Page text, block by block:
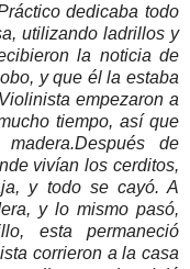
dedicaba todo
utilizando ladrillos y
la noticia de
y que él la estaba
empezaron a
tiempo, así que
de
vivían los cerditos,
y todo se cayó. A
y lo mismo pasó,
esta permaneció
corrieron a la casa